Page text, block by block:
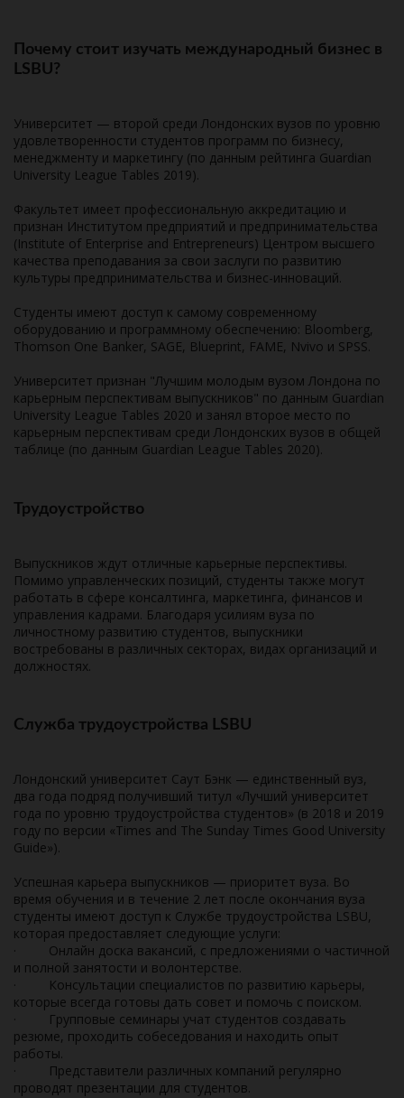
Почему стоит изучать международный бизнес в
LSBU?
Университет — второй среди Лондонских вузов по уровню
удовлетворенности студентов программ по бизнесу,
менеджменту и маркетингу (по данным рейтинга Guardian
University League Tables 2019).
Факультет имеет профессиональную аккредитацию и
признан Институтом предприятий и предпринимательства
(Institute of Enterprise and Entrepreneurs) Центром высшего
качества преподавания за свои заслуги по развитию
культуры предпринимательства и бизнес-инноваций.
Студенты имеют доступ к самому современному
оборудованию и программному обеспечению: Bloomberg,
Thomson One Banker, SAGE, Blueprint, FAME, Nvivo и SPSS.
Университет признан "Лучшим молодым вузом Лондона по
карьерным перспективам выпускников" по данным Guardian
University League Tables 2020 и занял второе место по
карьерным перспективам среди Лондонских вузов в общей
таблице (по данным Guardian League Tables 2020).
Трудоустройство
Выпускников ждут отличные карьерные перспективы.
Помимо управленческих позиций, студенты также могут
работать в сфере консалтинга, маркетинга, финансов и
управления кадрами. Благодаря усилиям вуза по
личностному развитию студентов, выпускники
востребованы в различных секторах, видах организаций и
должностях.
Служба трудоустройства LSBU
Лондонский университет Саут Бэнк — единственный вуз,
два года подряд получивший титул «Лучший университет
года по уровню трудоустройства студентов» (в 2018 и 2019
году по версии «Times and The Sunday Times Good University
Guide»).
Успешная карьера выпускников — приоритет вуза. Во
время обучения и в течение 2 лет после окончания вуза
студенты имеют доступ к Службе трудоустройства LSBU,
которая предоставляет следующие услуги:
·
Онлайн доска вакансий, с предложениями о частичной
и полной занятости и волонтерстве.
·
Консультации специалистов по развитию карьеры,
которые всегда готовы дать совет и помочь с поиском.
·
Групповые семинары учат студентов создавать
резюме, проходить собеседования и находить опыт
работы.
·
Представители различных компаний регулярно
проводят презентации для студентов.